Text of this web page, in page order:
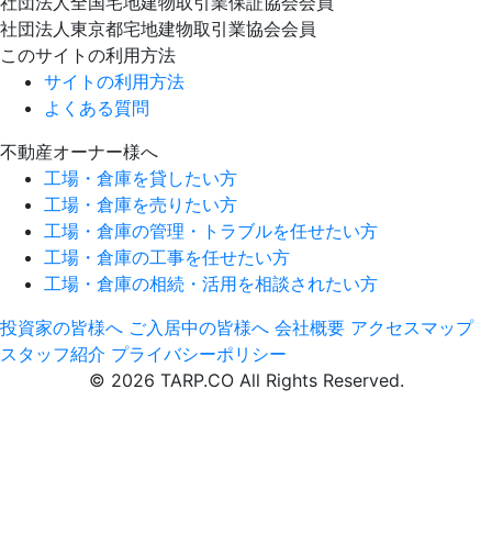
社団法人東京都宅地建物取引業協会会員
このサイトの利用方法
サイトの利用方法
よくある質問
不動産オーナー様へ
工場・倉庫を貸したい方
工場・倉庫を売りたい方
工場・倉庫の管理・トラブルを任せたい方
工場・倉庫の工事を任せたい方
工場・倉庫の相続・活用を相談されたい方
投資家の皆様へ ご入居中の皆様へ 会社概要 アクセスマップ
スタッフ紹介 プライバシーポリシー
© 2026 TARP.CO All Rights Reserved.